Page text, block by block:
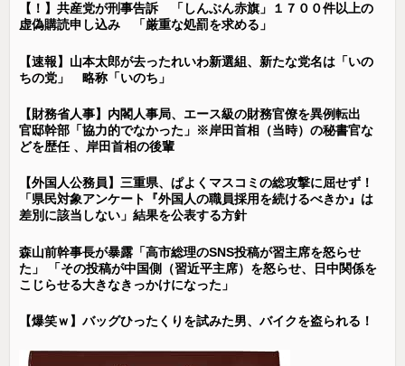
【！】共産党が刑事告訴 「しんぶん赤旗」１７００件以上の
虚偽購読申し込み 「厳重な処罰を求める」
【速報】山本太郎が去ったれいわ新選組、新たな党名は「いの
ちの党」 略称「いのち」
【財務省人事】内閣人事局、エース級の財務官僚を異例転出
官邸幹部「協力的でなかった」※岸田首相（当時）の秘書官な
どを歴任 、岸田首相の後輩
【外国人公務員】三重県、ぱよくマスコミの総攻撃に屈せず！
「県民対象アンケート『外国人の職員採用を続けるべきか』は
差別に該当しない」結果を公表する方針
森山前幹事長が暴露「高市総理のSNS投稿が習主席を怒らせ
た」 「その投稿が中国側（習近平主席）を怒らせ、日中関係を
こじらせる大きなきっかけになった」
【爆笑ｗ】バッグひったくりを試みた男、バイクを盗られる！